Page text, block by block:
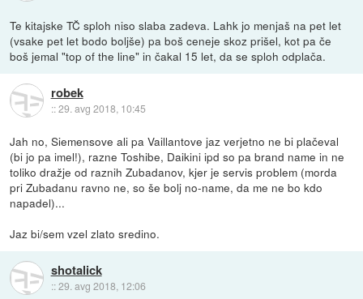
Te kitajske TČ sploh niso slaba zadeva. Lahk jo menjaš na pet let
(vsake pet let bodo boljše) pa boš ceneje skoz prišel, kot pa če
boš jemal "top of the line" in čakal 15 let, da se sploh odplača.
robek
::29. avg 2018, 10:45
Jah no, Siemensove ali pa Vaillantove jaz verjetno ne bi plačeval
(bi jo pa imel!), razne Toshibe, Daikini ipd so pa brand name in ne
toliko dražje od raznih Zubadanov, kjer je servis problem (morda
pri Zubadanu ravno ne, so še bolj no-name, da me ne bo kdo
napadel)...
Jaz bi/sem vzel zlato sredino.
shotalick
::29. avg 2018, 12:06